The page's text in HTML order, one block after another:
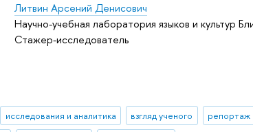
Литвин Арсений Денисович
Научно-учебная лаборатория языков и культур
Стажер-исследователь
исследования и аналитика взгляд ученого репортаж